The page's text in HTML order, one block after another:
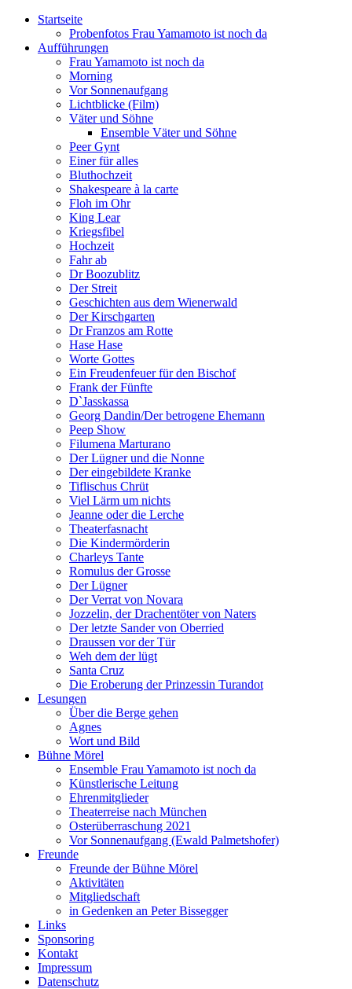
Startseite
Probenfotos Frau Yamamoto ist noch da
Aufführungen
Frau Yamamoto ist noch da
Morning
Vor Sonnenaufgang
Lichtblicke (Film)
Väter und Söhne
Ensemble Väter und Söhne
Peer Gynt
Einer für alles
Bluthochzeit
Shakespeare à la carte
Floh im Ohr
King Lear
Kriegsfibel
Hochzeit
Fahr ab
Dr Boozublitz
Der Streit
Geschichten aus dem Wienerwald
Der Kirschgarten
Dr Franzos am Rotte
Hase Hase
Worte Gottes
Ein Freudenfeuer für den Bischof
Frank der Fünfte
D`Jasskassa
Georg Dandin/Der betrogene Ehemann
Peep Show
Filumena Marturano
Der Lügner und die Nonne
Der eingebildete Kranke
Tiflischus Chrüt
Viel Lärm um nichts
Jeanne oder die Lerche
Theaterfasnacht
Die Kindermörderin
Charleys Tante
Romulus der Grosse
Der Lügner
Der Verrat von Novara
Jozzelin, der Drachentöter von Naters
Der letzte Sander von Oberried
Draussen vor der Tür
Weh dem der lügt
Santa Cruz
Die Eroberung der Prinzessin Turandot
Lesungen
Über die Berge gehen
Agnes
Wort und Bild
Bühne Mörel
Ensemble Frau Yamamoto ist noch da
Künstlerische Leitung
Ehrenmitglieder
Theaterreise nach München
Osterüberraschung 2021
Vor Sonnenaufgang (Ewald Palmetshofer)
Freunde
Freunde der Bühne Mörel
Aktivitäten
Mitgliedschaft
in Gedenken an Peter Bissegger
Links
Sponsoring
Kontakt
Impressum
Datenschutz